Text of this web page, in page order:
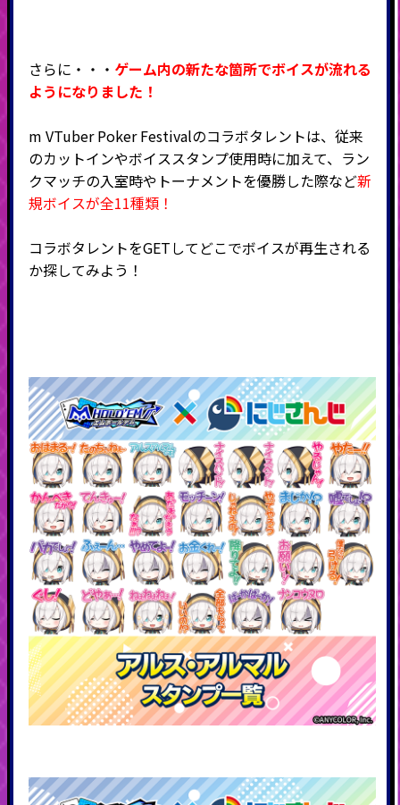
さらに・・・ ゲーム内の新たな箇所でボイスが流れる
ようになりました！
m VTuber Poker Festivalのコラボタレントは、従来
のカットインやボイススタンプ使用時に加えて、ラン
クマッチの入室時やトーナメントを優勝した際など新
規ボイスが全11種類！
コラボタレントをGETしてどこでボイスが再生される
か探してみよう！